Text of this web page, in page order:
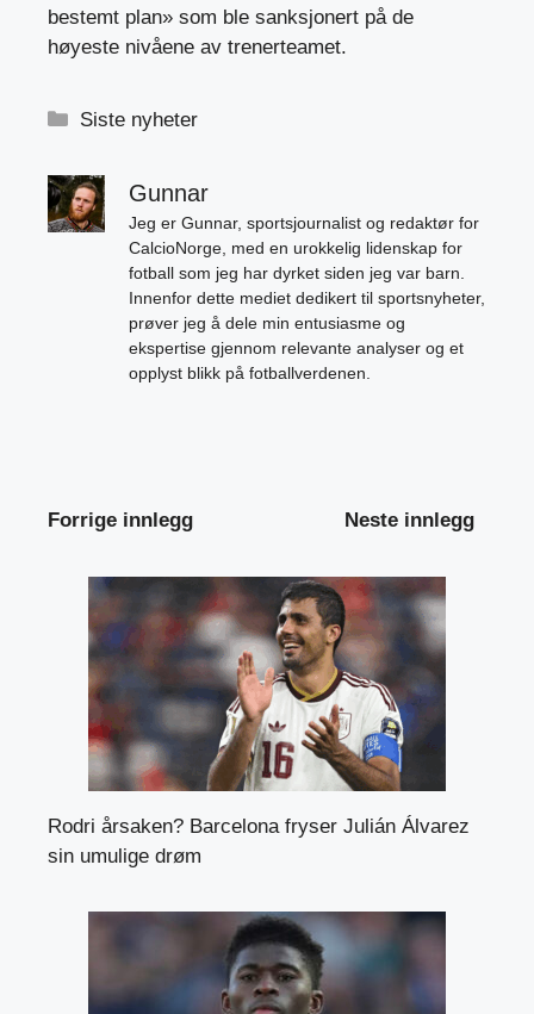
bestemt plan» som ble sanksjonert på de
høyeste nivåene av trenerteamet.
Kategorier
Siste nyheter
Gunnar
Jeg er Gunnar, sportsjournalist og redaktør for
CalcioNorge, med en urokkelig lidenskap for
fotball som jeg har dyrket siden jeg var barn.
Innenfor dette mediet dedikert til sportsnyheter,
prøver jeg å dele min entusiasme og
ekspertise gjennom relevante analyser og et
opplyst blikk på fotballverdenen.
Forrige innlegg Neste innlegg
Rodri årsaken? Barcelona fryser Julián Álvarez
sin umulige drøm